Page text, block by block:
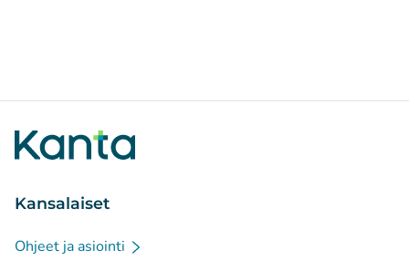
Kansalaiset
Ohjeet ja asiointi